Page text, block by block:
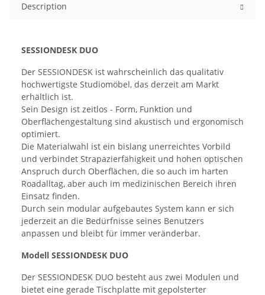
Description
SESSIONDESK DUO
Der SESSIONDESK ist wahrscheinlich das qualitativ
hochwertigste Studiomöbel, das derzeit am Markt
erhältlich ist.
Sein Design ist zeitlos - Form, Funktion und
Oberflächengestaltung sind akustisch und ergonomisch
optimiert.
Die Materialwahl ist ein bislang unerreichtes Vorbild
und verbindet Strapazierfähigkeit und hohen optischen
Anspruch durch Oberflächen, die so auch im harten
Roadalltag, aber auch im medizinischen Bereich ihren
Einsatz finden.
Durch sein modular aufgebautes System kann er sich
jederzeit an die Bedürfnisse seines Benutzers
anpassen und bleibt für immer veränderbar.
Modell SESSIONDESK DUO
Der SESSIONDESK DUO besteht aus zwei Modulen und
bietet eine gerade Tischplatte mit gepolsterter